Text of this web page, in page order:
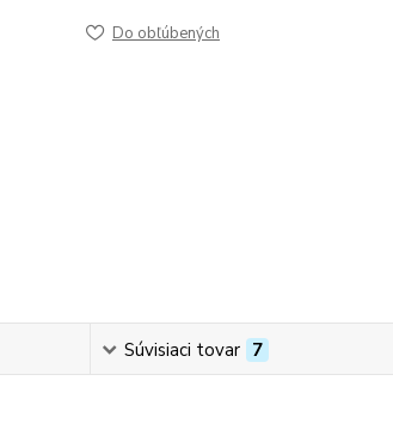
Do obľúbených
Súvisiaci tovar 7